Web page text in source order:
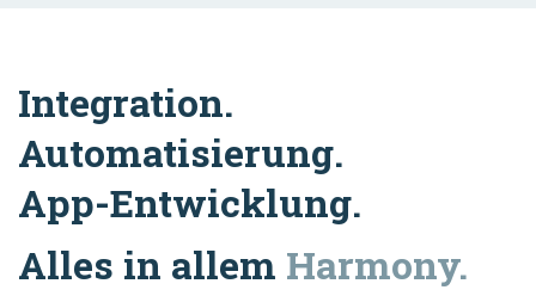
Integration.
Automatisierung.
App-Entwicklung.
Alles in allem Harmony.